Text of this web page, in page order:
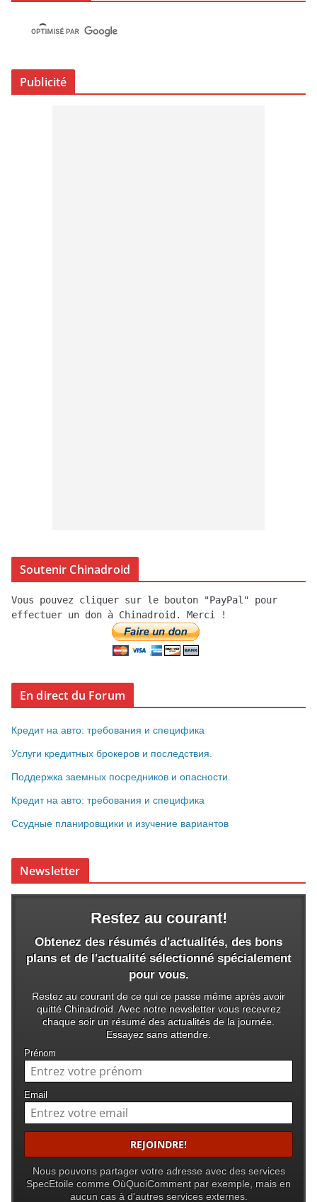
Publicité
Soutenir Chinadroid
Vous pouvez cliquer sur le bouton "PayPal" pour
effectuer un don à Chinadroid. Merci !
En direct du Forum
Кредит на авто: требования и специфика
Услуги кредитных брокеров и последствия.
Поддержка заемных посредников и опасности.
Кредит на авто: требования и специфика
Ссудные планировщики и изучение вариантов
Newsletter
Restez au courant!
Obtenez des résumés d'actualités, des bons
plans et de l'actualité sélectionné spécialement
pour vous.
Restez au courant de ce qui ce passe même après avoir
quitté Chinadroid. Avec notre newsletter vous recevrez
chaque soir un résumé des actualités de la journée.
Essayez sans attendre.
Prénom
Email
Nous pouvons partager votre adresse avec des services
SpecEtoile comme OùQuoiComment par exemple, mais en
aucun cas à d'autres services externes.